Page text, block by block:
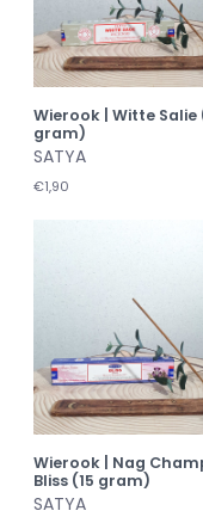
Wierook | Witte Salie
gram)
SATYA
€1,90
Wierook | Nag
Bliss (15 gram)
SATYA